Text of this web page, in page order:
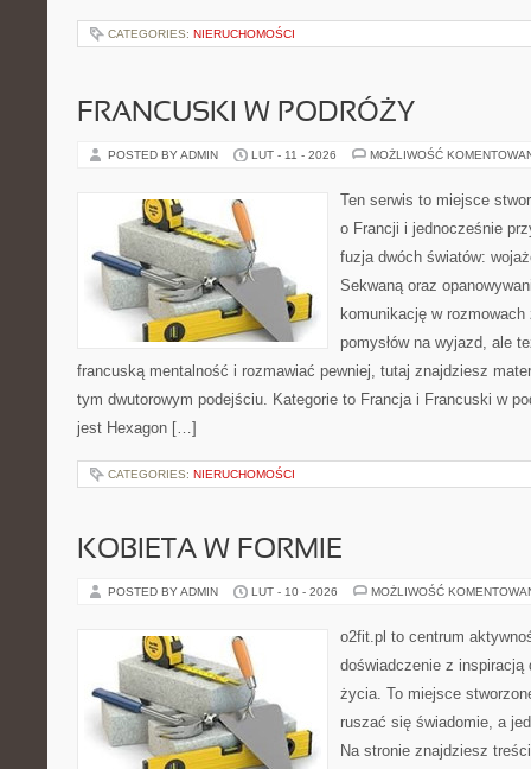
CATEGORIES: NIERUCHOMOŚCI
FRANCUSKI W PODRÓŻY
POSTED BY ADMIN LUT - 11 - 2026 MOŻLIWOŚĆ
Ten serwis to miejsce
o Francji i jednocześnie
fuzja dwóch światów:
Sekwaną oraz
komunikację w
pomysłów na wyjazd, ale
francuską mentalność i rozmawiać pewniej, tutaj znajdziesz
tym dwutorowym podejściu. Kategorie to Francja i Francuski w
jest Hexagon […]
CATEGORIES: NIERUCHOMOŚCI
KOBIETA W FORMIE
POSTED BY ADMIN LUT - 10 - 2026 MOŻLIWOŚĆ
o2fit.pl to centrum
doświadczenie z
życia. To miejsce
ruszać się świadomie, a
Na stronie znajdziesz